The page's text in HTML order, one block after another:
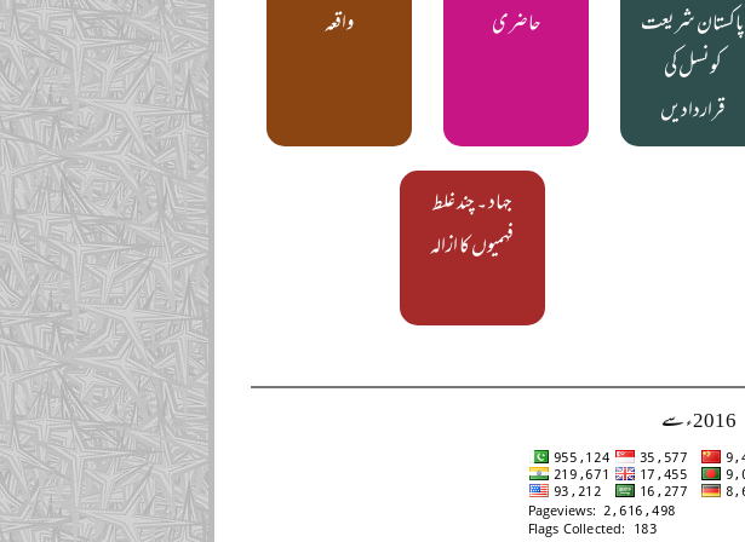
پاکستان شریعت
کونسل کی
قراردادیں
حاضری
واقعہ
جہاد ۔ چند غلط
فہمیوں کا ازالہ
2016ء سے